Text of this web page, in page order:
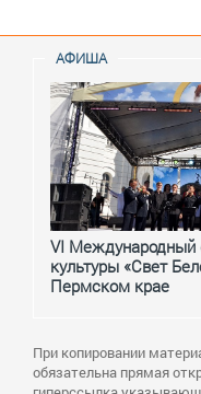
АФИША
VI Международный
культуры «Свет
Пермском крае
При копировании
обязательна прямая